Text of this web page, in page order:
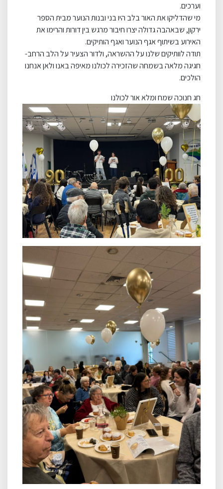
וערכים.
מי שהדליקו את האור בלב היו בני ובנות הנוער מבית הספר
ירקון, שבאהבה גדולה יצרו חיבור מרגש בין דורות והרימו את
האירוע בשיתוף אגף הנוער ואגף הותיקים.
תודה לוותיקים שלנו על ההשראה, ולדור הצעיר על הלב הרחב-
חגיגה מלאה בשמחה שהזכירה לכולנו מאיפה באנו ולאן אנחנו
הולכים.
חג חנוכה שמח ומלא אור לכולנו